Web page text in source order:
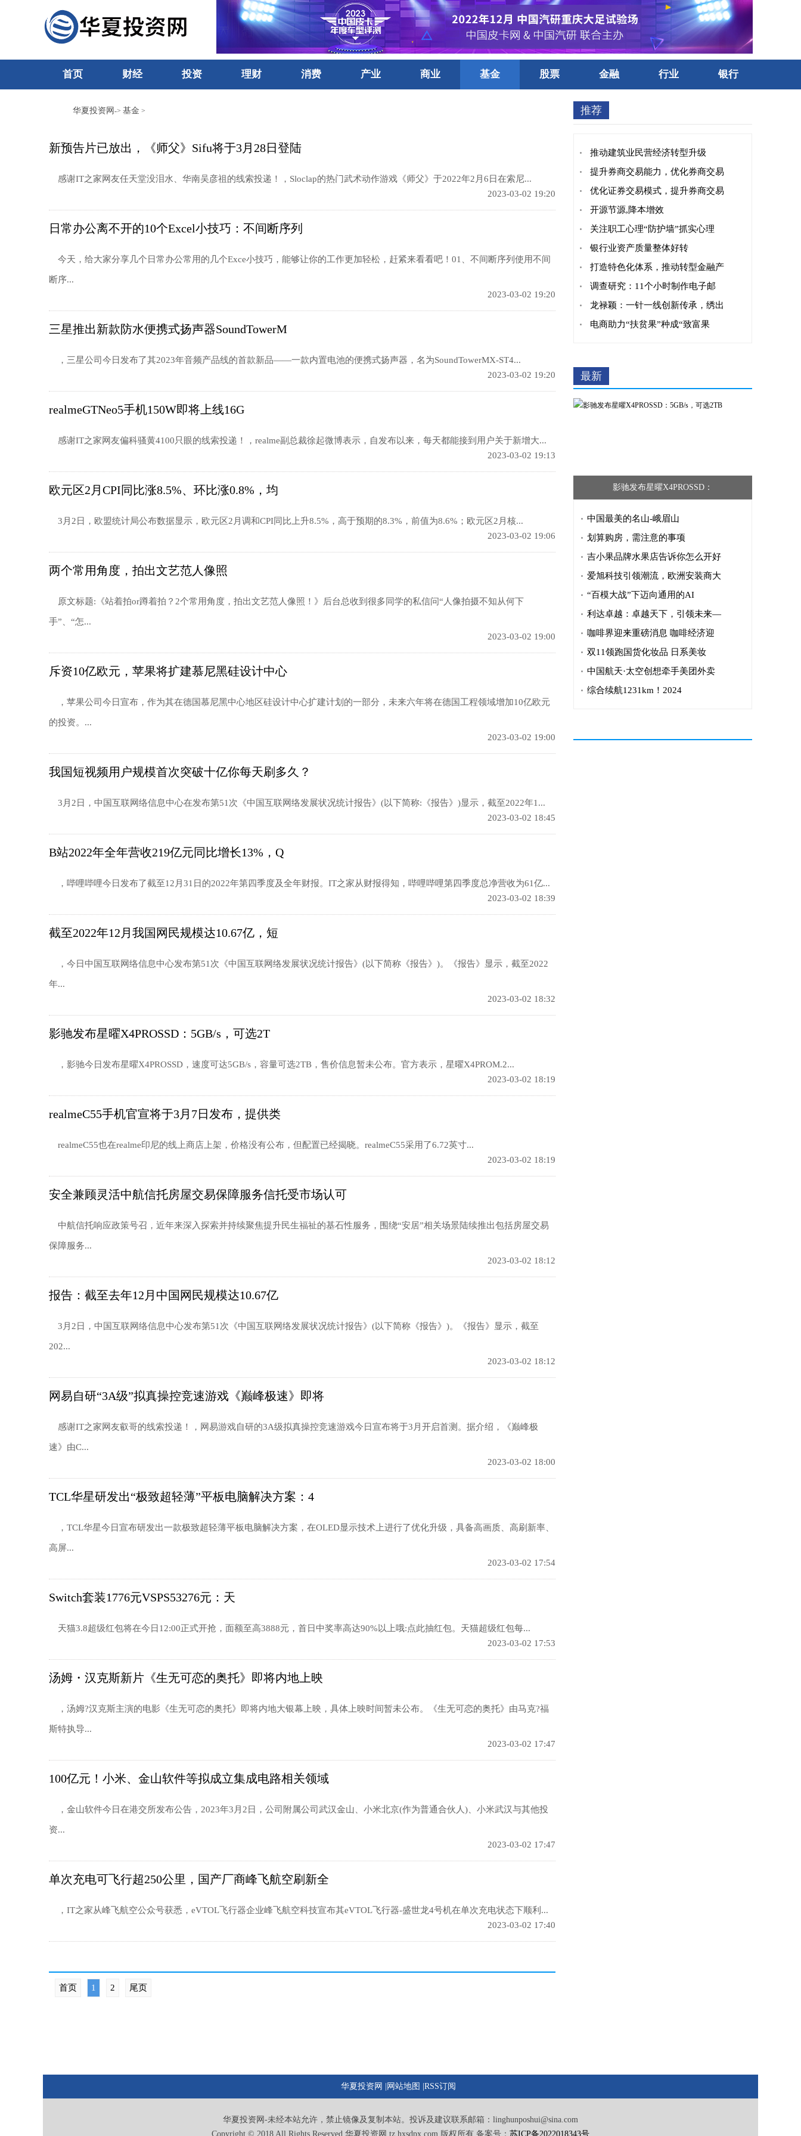
首页 财经 投资 理财 消费 产业 商业 基金 股票 金融 行业 银行
华夏投资网 -> 基金 >
新预告片已放出，《师父》Sifu将于3月28日登陆
感谢IT之家网友任天堂没泪水、华南吴彦祖的线索投递！，Sloclap的热门武术动作游戏《师父》于2022年2月6日在索尼...
2023-03-02 19:20
日常办公离不开的10个Excel小技巧：不间断序列
今天，给大家分享几个日常办公常用的几个Exce小技巧，能够让你的工作更加轻松，赶紧来看看吧！01、不间断序列使用不间
断序...
2023-03-02 19:20
三星推出新款防水便携式扬声器SoundTowerM
，三星公司今日发布了其2023年音频产品线的首款新品——一款内置电池的便携式扬声器，名为SoundTowerMX-ST4...
2023-03-02 19:20
realmeGTNeo5手机150W即将上线16G
感谢IT之家网友偏科骚黄4100只眼的线索投递！，realme副总裁徐起微博表示，自发布以来，每天都能接到用户关于新增大...
2023-03-02 19:13
欧元区2月CPI同比涨8.5%、环比涨0.8%，均
3月2日，欧盟统计局公布数据显示，欧元区2月调和CPI同比上升8.5%，高于预期的8.3%，前值为8.6%；欧元区2月核...
2023-03-02 19:06
两个常用角度，拍出文艺范人像照
原文标题:《站着拍or蹲着拍？2个常用角度，拍出文艺范人像照！》后台总收到很多同学的私信问“人像拍摄不知从何下
手”、“怎...
2023-03-02 19:00
斥资10亿欧元，苹果将扩建慕尼黑硅设计中心
，苹果公司今日宣布，作为其在德国慕尼黑中心地区硅设计中心扩建计划的一部分，未来六年将在德国工程领域增加10亿欧元
的投资。...
2023-03-02 19:00
我国短视频用户规模首次突破十亿你每天刷多久？
3月2日，中国互联网络信息中心在发布第51次《中国互联网络发展状况统计报告》(以下简称:《报告》)显示，截至2022年1...
2023-03-02 18:45
B站2022年全年营收219亿元同比增长13%，Q
，哔哩哔哩今日发布了截至12月31日的2022年第四季度及全年财报。IT之家从财报得知，哔哩哔哩第四季度总净营收为61亿...
2023-03-02 18:39
截至2022年12月我国网民规模达10.67亿，短
，今日中国互联网络信息中心发布第51次《中国互联网络发展状况统计报告》(以下简称《报告》)。《报告》显示，截至2022
年...
2023-03-02 18:32
影驰发布星曜X4PROSSD：5GB/s，可选2T
，影驰今日发布星曜X4PROSSD，速度可达5GB/s，容量可选2TB，售价信息暂未公布。官方表示，星曜X4PROM.2...
2023-03-02 18:19
realmeC55手机官宣将于3月7日发布，提供类
realmeC55也在realme印尼的线上商店上架，价格没有公布，但配置已经揭晓。realmeC55采用了6.72英寸...
2023-03-02 18:19
安全兼顾灵活中航信托房屋交易保障服务信托受市场认可
中航信托响应政策号召，近年来深入探索并持续聚焦提升民生福祉的基石性服务，围绕“安居”相关场景陆续推出包括房屋交易
保障服务...
2023-03-02 18:12
报告：截至去年12月中国网民规模达10.67亿
3月2日，中国互联网络信息中心发布第51次《中国互联网络发展状况统计报告》(以下简称《报告》)。《报告》显示，截至
202...
2023-03-02 18:12
网易自研“3A级”拟真操控竞速游戏《巅峰极速》即将
感谢IT之家网友叡哥的线索投递！，网易游戏自研的3A级拟真操控竞速游戏今日宣布将于3月开启首测。据介绍，《巅峰极
速》由C...
2023-03-02 18:00
TCL华星研发出“极致超轻薄”平板电脑解决方案：4
，TCL华星今日宣布研发出一款极致超轻薄平板电脑解决方案，在OLED显示技术上进行了优化升级，具备高画质、高刷新率、
高屏...
2023-03-02 17:54
Switch套装1776元VSPS53276元：天
天猫3.8超级红包将在今日12:00正式开抢，面额至高3888元，首日中奖率高达90%以上哦:点此抽红包。天猫超级红包每...
2023-03-02 17:53
汤姆・汉克斯新片《生无可恋的奥托》即将内地上映
，汤姆?汉克斯主演的电影《生无可恋的奥托》即将内地大银幕上映，具体上映时间暂未公布。《生无可恋的奥托》由马克?福
斯特执导...
2023-03-02 17:47
100亿元！小米、金山软件等拟成立集成电路相关领域
，金山软件今日在港交所发布公告，2023年3月2日，公司附属公司武汉金山、小米北京(作为普通合伙人)、小米武汉与其他投
资...
2023-03-02 17:47
单次充电可飞行超250公里，国产厂商峰飞航空刷新全
，IT之家从峰飞航空公众号获悉，eVTOL飞行器企业峰飞航空科技宣布其eVTOL飞行器-盛世龙4号机在单次充电状态下顺利...
2023-03-02 17:40
首页 1 2 尾页
推荐
推动建筑业民营经济转型升级
提升券商交易能力，优化券商交易
优化证券交易模式，提升券商交易
开源节源,降本增效
关注职工心理“防护墙”抓实心理
银行业资产质量整体好转
打造特色化体系，推动转型金融产
调查研究：11个小时制作电子邮
龙禄颖：一针一线创新传承，绣出
电商助力“扶贫果”种成“致富果
最新
影驰发布星曜X4PROSSD：
中国最美的名山-峨眉山
划算购房，需注意的事项
吉小果品牌水果店告诉你怎么开好
爱旭科技引领潮流，欧洲安装商大
“百模大战”下迈向通用的AI
利达卓越：卓越天下，引领未来—
咖啡界迎来重磅消息 咖啡经济迎
双11领跑国货化妆品 日系美妆
中国航天·太空创想牵手美团外卖
综合续航1231km！2024
华夏投资网 | 网站地图 | RSS订阅
华夏投资网-未经本站允许，禁止镜像及复制本站。投诉及建议联系邮箱：linghunposhui@sina.com
Copyright © 2018 All Rights Reserved 华夏投资网 tz.hxsdpx.com 版权所有,备案号： 苏ICP备2022018343号